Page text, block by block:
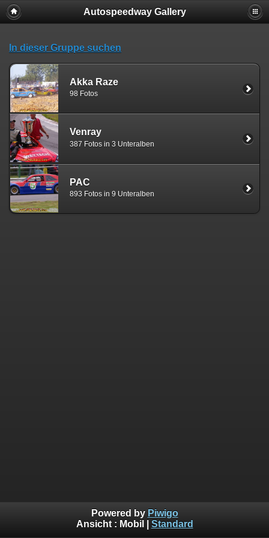
Autospeedway Gallery
In dieser Gruppe suchen
Akka Raze
98 Fotos
Venray
387 Fotos in 3 Unteralben
PAC
893 Fotos in 9 Unteralben
Powered by Piwigo
Ansicht : Mobil Standard